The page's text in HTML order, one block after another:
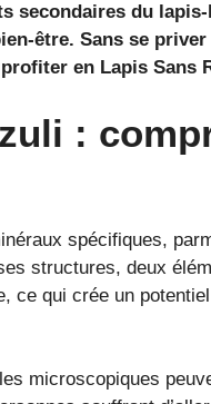
secondaires du
être. Sans se
profiter en Lapis Sans
:
spécifiques,
structures, deux
ce qui crée un
microscopiques